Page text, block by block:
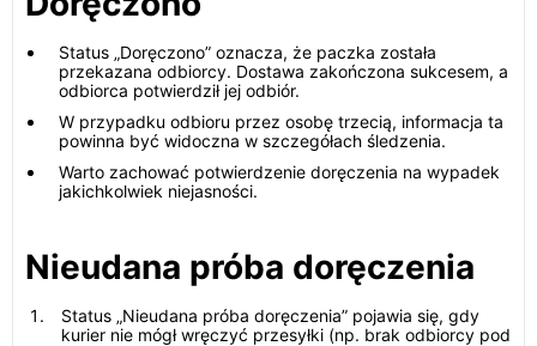
Status „Doręczono” oznacza, że paczka została
przekazana odbiorcy. Dostawa zakończona sukcesem, a
odbiorca potwierdził jej odbiór.
W przypadku odbioru przez osobę trzecią, informacja ta
powinna być widoczna w szczegółach śledzenia.
Warto zachować potwierdzenie doręczenia na wypadek
jakichkolwiek niejasności.
Nieudana próba doręczenia
Status „Nieudana próba doręczenia” pojawia się, gdy
kurier nie mógł wręczyć przesyłki (np. brak odbiorcy pod